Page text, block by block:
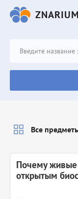
Почему живые
открытым
Все